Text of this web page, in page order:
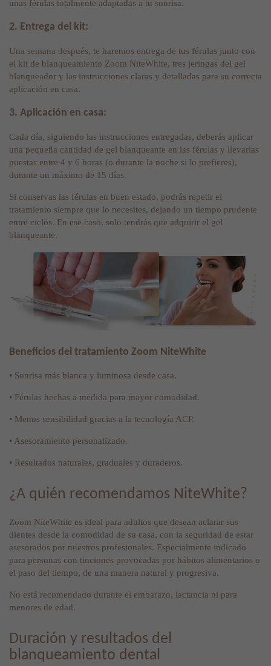
unas férulas totalmente adaptadas a tu sonrisa.
2. Entrega del kit:
Una semana después, te haremos entrega de tus férulas junto con
el kit de blanqueamiento Zoom NiteWhite, tres jeringas del gel
blanqueador y las instrucciones claras y detalladas para su correcta
aplicación en casa.
3. Aplicación en casa:
Cada día, siguiendo las instrucciones entregadas, deberás aplicar
una pequeña cantidad de gel blanqueante en las férulas y llevarlas
puestas entre 4 y 6 horas (o durante la noche si lo prefieres),
durante un máximo de 15 días.
Si conservas las férulas en buen estado, podrás repetir el
tratamiento siempre que lo necesites, dejando un tiempo prudente
entre ciclos. En ese caso, solo tendrás que adquirir el gel
blanqueante.
Beneficios del tratamiento Zoom NiteWhite
• Sonrisa más blanca y luminosa desde casa.
• Férulas hechas a medida para mayor comodidad.
• Menos sensibilidad gracias a la tecnología ACP.
• Asesoramiento personalizado.
• Resultados naturales, graduales y duraderos.
¿A quién recomendamos NiteWhite?
Zoom NiteWhite es ideal para adultos que desean aclarar sus
dientes desde la comodidad de su casa, con la seguridad de estar
asesorados por nuestros profesionales. Especialmente indicado
para personas con tinciones provocadas por hábitos alimentarios o
el paso del tiempo, de una manera natural y progresiva.
No está recomendado durante el embarazo, lactancia ni para
menores de edad.
Duración y resultados del
blanqueamiento dental